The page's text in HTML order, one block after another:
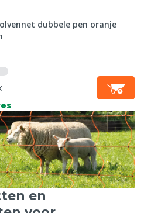
dubbele pen oranje
en